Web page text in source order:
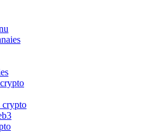
crypto